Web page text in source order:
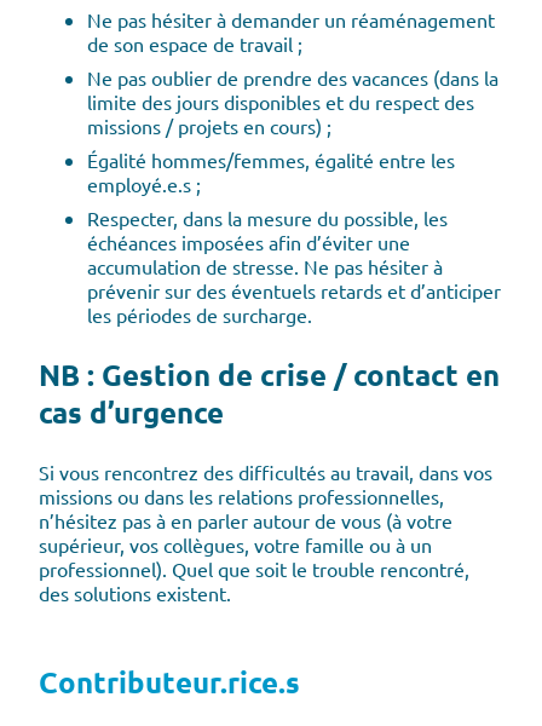
Ne pas hésiter à demander un réaménagement
de son espace de travail ;
Ne pas oublier de prendre des vacances (dans la
limite des jours disponibles et du respect des
missions / projets en cours) ;
Égalité hommes/femmes, égalité entre les
employé.e.s ;
Respecter, dans la mesure du possible, les
échéances imposées afin d’éviter une
accumulation de stresse. Ne pas hésiter à
prévenir sur des éventuels retards et d’anticiper
les périodes de surcharge.
NB : Gestion de crise / contact en
cas d’urgence
Si vous rencontrez des difficultés au travail, dans vos
missions ou dans les relations professionnelles,
n’hésitez pas à en parler autour de vous (à votre
supérieur, vos collègues, votre famille ou à un
professionnel). Quel que soit le trouble rencontré,
des solutions existent.
Contributeur.rice.s